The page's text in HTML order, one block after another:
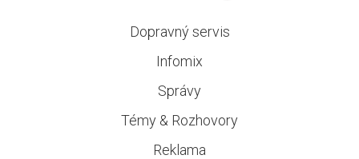
Dopravný servis
Infomix
Správy
Témy & Rozhovory
Reklama